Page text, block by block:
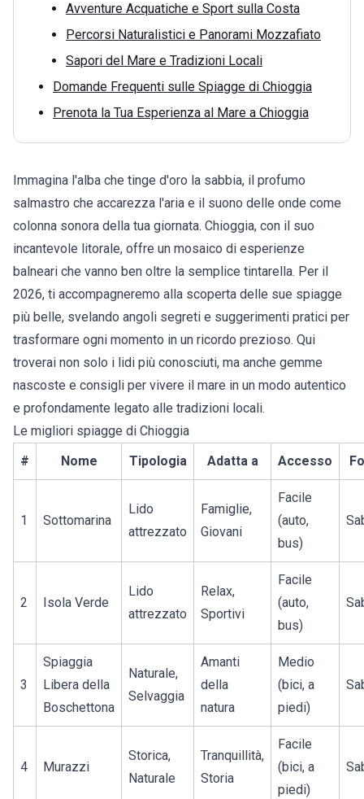
Avventure Acquatiche e Sport sulla Costa
Percorsi Naturalistici e Panorami Mozzafiato
Sapori del Mare e Tradizioni Locali
Domande Frequenti sulle Spiagge di Chioggia
Prenota la Tua Esperienza al Mare a Chioggia
Immagina l'alba che tinge d'oro la sabbia, il profumo
salmastro che accarezza l'aria e il suono delle onde come
colonna sonora della tua giornata. Chioggia, con il suo
incantevole litorale, offre un mosaico di esperienze
balneari che vanno ben oltre la semplice tintarella. Per il
2026, ti accompagneremo alla scoperta delle sue spiagge
più belle, svelando angoli segreti e suggerimenti pratici per
trasformare ogni momento in un ricordo prezioso. Qui
troverai non solo i lidi più conosciuti, ma anche gemme
nascoste e consigli per vivere il mare in un modo autentico
e profondamente legato alle tradizioni locali.
Le migliori spiagge di Chioggia
#
Nome Tipologia Adatta a Accesso
1 Sottomarina
Lido
attrezzato
Famiglie,
Giovani
Facile
(auto,
bus)
2 Isola Verde
Lido
attrezzato
Relax,
Sportivi
Facile
(auto,
bus)
3
Spiaggia
Libera della
Boschettona
Naturale,
Selvaggia
Amanti
della
natura
Medio
(bici, a
piedi)
4 Murazzi
Storica,
Naturale
Tranquillità,
Storia
Facile
(bici, a
piedi)